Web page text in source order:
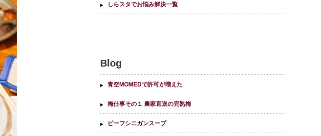
しらスタでお悩み解決一覧
Blog
青空MOMEDで許可が増えた
梅仕事その１ 農家直送の完熟梅
ビーフシニガンスープ